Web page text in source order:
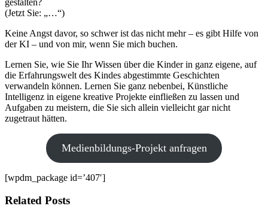
(Jetzt Sie: „…“)
Keine Angst davor, so schwer ist das nicht mehr – es gibt Hilfe von
der KI – und von mir, wenn Sie mich buchen.
Lernen Sie, wie Sie Ihr Wissen über die Kinder in ganz eigene, auf
die Erfahrungswelt des Kindes abgestimmte Geschichten
verwandeln können. Lernen Sie ganz nebenbei, Künstliche
Intelligenz in eigene kreative Projekte einfließen zu lassen und
Aufgaben zu meistern, die Sie sich allein vielleicht gar nicht
zugetraut hätten.
Medienbildungs-Projekt anfragen
[wpdm_package id=’407′]
Related Posts